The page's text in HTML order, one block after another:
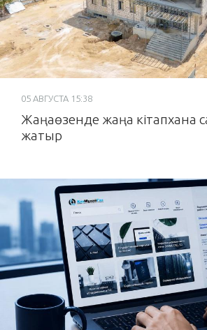
05 АВГУСТА 15:38
Жаңаөзенде жаңа кітапхана
жатыр